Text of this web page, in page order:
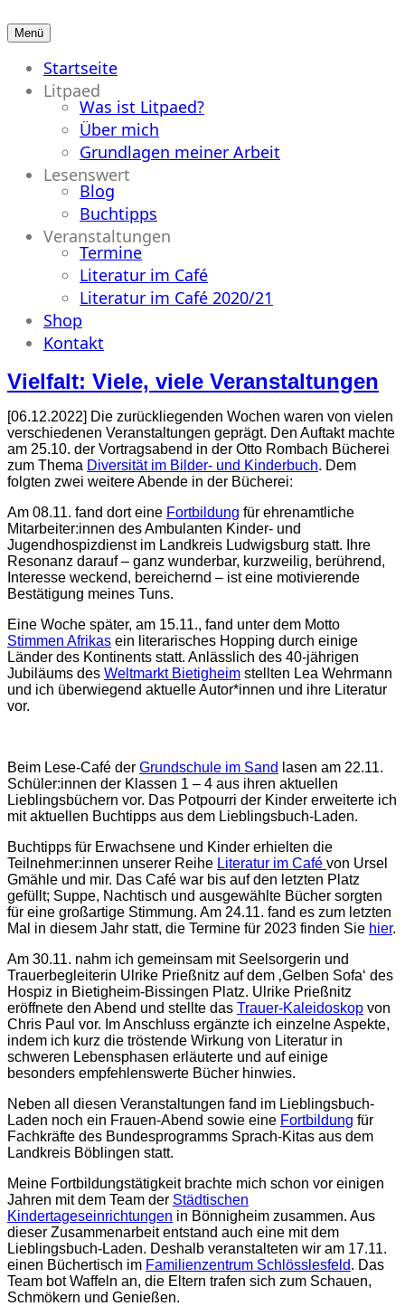
Menü
Primäres
Menü
Startseite
Litpaed
Was ist Litpaed?
Über mich
Grundlagen meiner Arbeit
Lesenswert
Blog
Buchtipps
Veranstaltungen
Termine
Literatur im Café
Literatur im Café 2020/21
Shop
Kontakt
Vielfalt: Viele, viele Veranstaltungen
[06.12.2022] Die zurückliegenden Wochen waren von vielen
verschiedenen Veranstaltungen geprägt. Den Auftakt machte
am 25.10. der Vortragsabend in der Otto Rombach Bücherei
zum Thema Diversität im Bilder- und Kinderbuch. Dem
folgten zwei weitere Abende in der Bücherei:
Am 08.11. fand dort eine Fortbildung für ehrenamtliche
Mitarbeiter:innen des Ambulanten Kinder- und
Jugendhospizdienst im Landkreis Ludwigsburg statt. Ihre
Resonanz darauf – ganz wunderbar, kurzweilig, berührend,
Interesse weckend, bereichernd – ist eine motivierende
Bestätigung meines Tuns.
Eine Woche später, am 15.11., fand unter dem Motto
Stimmen Afrikas ein literarisches Hopping durch einige
Länder des Kontinents statt. Anlässlich des 40-jährigen
Jubiläums des Weltmarkt Bietigheim stellten Lea Wehrmann
und ich überwiegend aktuelle Autor*innen und ihre Literatur
vor.
Beim Lese-Café der Grundschule im Sand lasen am 22.11.
Schüler:innen der Klassen 1 – 4 aus ihren aktuellen
Lieblingsbüchern vor. Das Potpourri der Kinder erweiterte ich
mit aktuellen Buchtipps aus dem Lieblingsbuch-Laden.
Buchtipps für Erwachsene und Kinder erhielten die
Teilnehmer:innen unserer Reihe Literatur im Café von Ursel
Gmähle und mir. Das Café war bis auf den letzten Platz
gefüllt; Suppe, Nachtisch und ausgewählte Bücher sorgten
für eine großartige Stimmung. Am 24.11. fand es zum letzten
Mal in diesem Jahr statt, die Termine für 2023 finden Sie hier.
Am 30.11. nahm ich gemeinsam mit Seelsorgerin und
Trauerbegleiterin Ulrike Prießnitz auf dem ‚Gelben Sofa‘ des
Hospiz in Bietigheim-Bissingen Platz. Ulrike Prießnitz
eröffnete den Abend und stellte das Trauer-Kaleidoskop von
Chris Paul vor. Im Anschluss ergänzte ich einzelne Aspekte,
indem ich kurz die tröstende Wirkung von Literatur in
schweren Lebensphasen erläuterte und auf einige
besonders empfehlenswerte Bücher hinwies.
Neben all diesen Veranstaltungen fand im Lieblingsbuch-
Laden noch ein Frauen-Abend sowie eine Fortbildung für
Fachkräfte des Bundesprogramms Sprach-Kitas aus dem
Landkreis Böblingen statt.
Meine Fortbildungstätigkeit brachte mich schon vor einigen
Jahren mit dem Team der Städtischen
Kindertageseinrichtungen in Bönnigheim zusammen. Aus
dieser Zusammenarbeit entstand auch eine mit dem
Lieblingsbuch-Laden. Deshalb veranstalteten wir am 17.11.
einen Büchertisch im Familienzentrum Schlösslesfeld. Das
Team bot Waffeln an, die Eltern trafen sich zum Schauen,
Schmökern und Genießen.